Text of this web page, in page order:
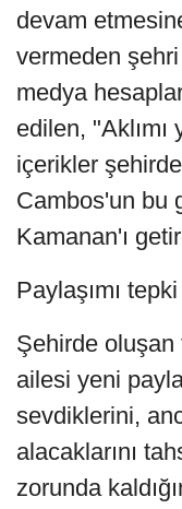
devam
vermeden
medya
edilen,
içerikler
Cambos'un bu
Kamanan'ı
Paylaşımı
Şehirde
ailesi yeni
sevdiklerini,
alacaklarını
zorunda